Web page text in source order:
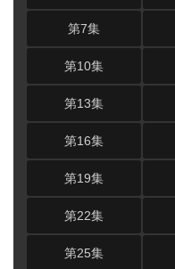
第7集
第10集
第13集
第16集
第19集
第22集
第25集